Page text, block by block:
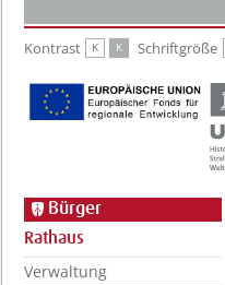
Kontrast K K Schriftgröße
Bürger
Rathaus
Verwaltung